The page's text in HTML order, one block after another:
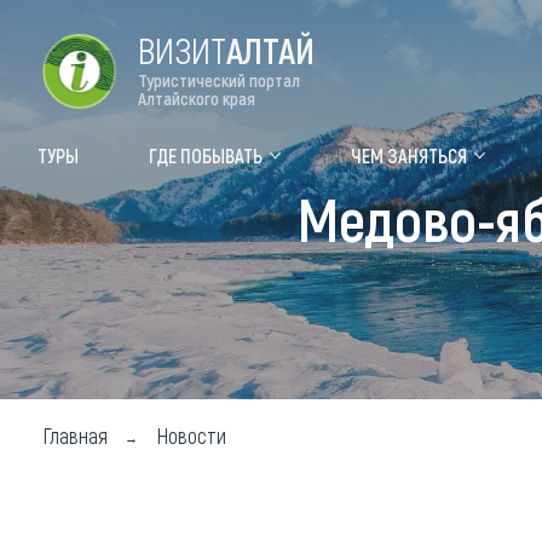
Туры Где
ВИЗИТАЛТАЙ
Туристический портал
Алтайского края
ТУРЫ ГДЕ ПОБЫВАТЬ ЧЕМ ЗАНЯТЬСЯ
Медово-
Главная Новости